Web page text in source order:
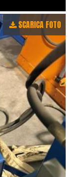
SCARICA FOTO